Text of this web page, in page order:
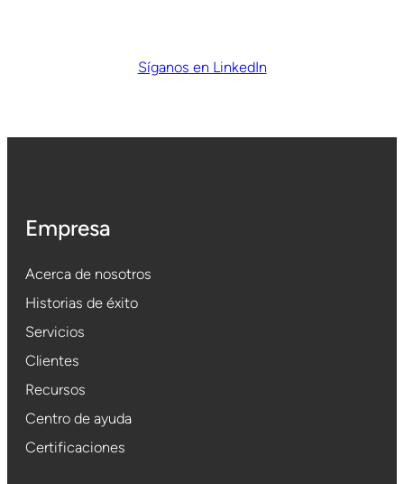
Síganos en LinkedIn
Empresa
Acerca de nosotros
Historias de éxito
Servicios
Clientes
Recursos
Centro de ayuda
Certificaciones